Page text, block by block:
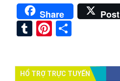
Share Post
TumblrPinterest
HỔ TRỢ TRỰC TUYẾN